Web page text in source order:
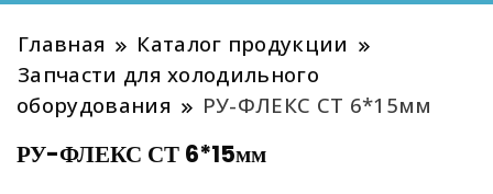
Главная
Каталог продукции
Запчасти для холодильного
оборудования
РУ-ФЛЕКС СТ 6*15мм
РУ-ФЛЕКС СТ 6*15мм